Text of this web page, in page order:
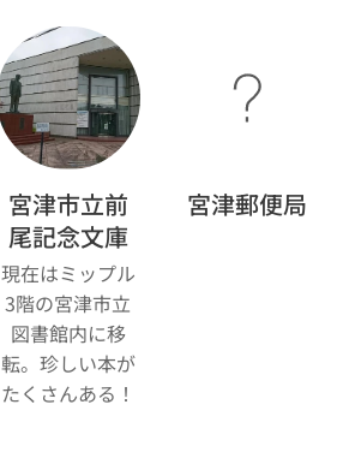
宮津市立前
尾記念文庫
現在はミップル
3階の宮津市立
図書館内に移
転。珍しい本が
たくさんある！
宮津郵便局